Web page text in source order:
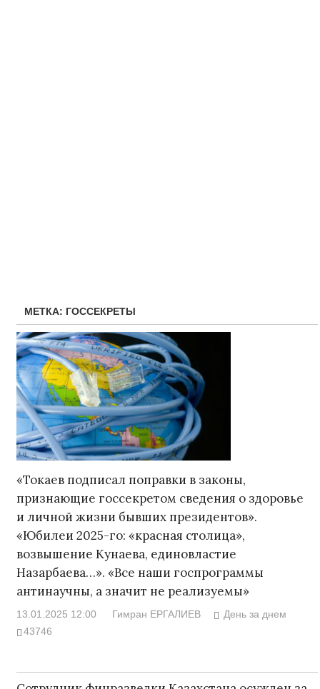
МЕТКА: ГОССЕКРЕТЫ
«Токаев подписал поправки в законы,
признающие госсекретом сведения о здоровье
и личной жизни бывших президентов».
«Юбилеи 2025-го: «красная столица»,
возвышение Кунаева, единовластие
Назарбаева…». «Все наши госпрограммы
антинаучны, а значит не реализуемы»
13.01.2025 12:00 Гимран ЕРГАЛИЕВ
День за днем
43746